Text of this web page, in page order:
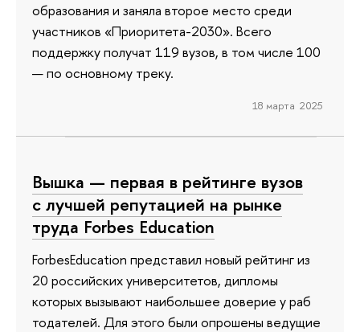
образования и заняла второе место среди
участников «Приоритета-2030». Всего
поддержку получат 119 вузов, в том числе 100
— по основному треку.
18 марта 2025
Вышка — первая в рейтинге вузов
с лучшей репутацией на рынке
труда Forbes Education
ForbesEducation представил новый рейтинг из
20 российских университетов, дипломы
которых вызывают наибольшее доверие у раб
тодателей. Для этого были опрошены ведущие